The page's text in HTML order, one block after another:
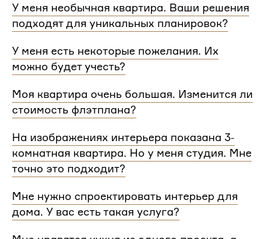
У меня необычная квартира. Ваши решения
подходят для уникальных планировок?
планировки и учтем особенности вашей
квартиры.
У меня есть некоторые пожелания. Их
можно будет учесть?
согласуем с вами планировочное решение,
расстановку мебели и важные детали. Вы
дизайнером Flatplan
Моя квартира очень большая. Изменится ли
стоимость флэтплана?
площади. Однако если у вас многоэтажный дом
или квартира, нужно будет купить флэтплан для
каждого этажа.
На изображениях интерьера показана 3-
комнатная квартира. Но у меня студия. Мне
точно это подходит?
и учитываем все детали. Любой стиль интерьера
на нашем сайте может быть адаптирован для
Мне нужно спроектировать интерьер для
дома. У вас есть такая услуга?